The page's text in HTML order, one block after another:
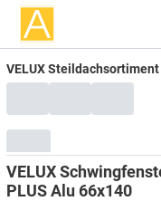
VELUX Steildachsortiment
VELUX
PLUS Alu 66x140